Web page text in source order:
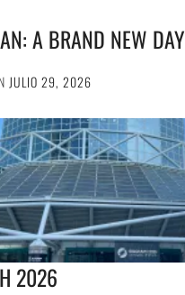
A BRAND NEW DAY
JULIO 29, 2026
2026